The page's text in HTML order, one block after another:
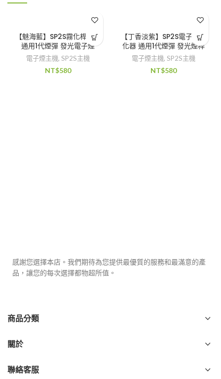
【魅海藍】SP2S霧化桿主機
通用1代煙彈 發光電子煙
電子煙主機, SP2S主機
NT$580
【丁香淡紫】SP2S電子煙霧
化器 通用1代煙彈 發光煙桿
電子煙主機, SP2S主機
NT$580
感謝您選擇本店。我們期待為您提供最優質的服務和最滿意的產
品，讓您的每次選擇都物超所值。
商品分類
關於
聯絡客服